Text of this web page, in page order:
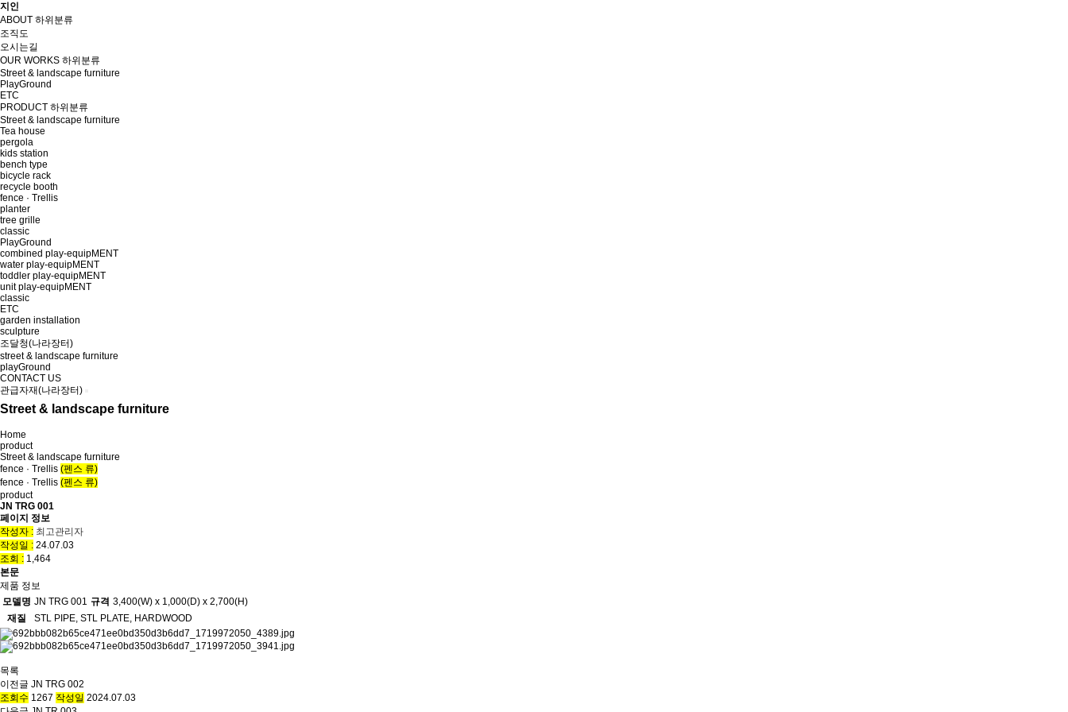
지인
ABOUT 하위분류
조직도
오시는길
OUR WORKS 하위분류
Street & landscape furniture
PlayGround
ETC
PRODUCT 하위분류
Street & landscape furniture
Tea house
pergola
kids station
bench type
bicycle rack
recycle booth
fence · Trellis
planter
tree grille
classic
PlayGround
combined play-equipMENT
water play-equipMENT
toddler play-equipMENT
unit play-equipMENT
classic
ETC
garden installation
sculpture
조달청(나라장터)
street & landscape furniture
playGround
CONTACT US
관급자재(나라장터)
Street & landscape furniture
Home
product
Street & landscape furniture
fence · Trellis (펜스 류)
fence · Trellis (펜스 류)
product
JN TRG 001
페이지 정보
작성자 : 최고관리자
작성일 : 24.07.03
조회 : 1,464
본문
제품 정보
모델명 JN TRG 001 규격 3,400(W) x 1,000(D) x 2,700(H)
재질
STL PIPE, STL PLATE, HARDWOOD
목록
이전글 JN TRG 002
조회수 1267 작성일 2024.07.03